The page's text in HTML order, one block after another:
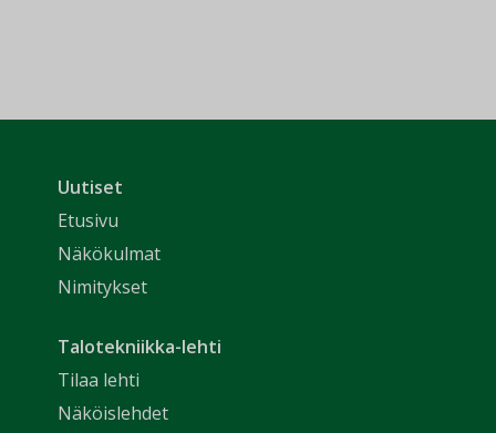
Uutiset
Etusivu
Näkökulmat
Nimitykset
Talotekniikka-lehti
Tilaa lehti
Näköislehdet